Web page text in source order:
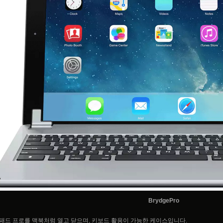
BrydgePro
드 프로를 맥북처럼 열고 닫으며, 키보드 활용이 가능한 케이스입니다.